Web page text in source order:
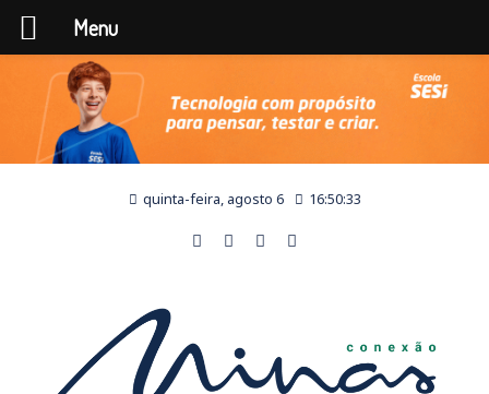
quinta-feira, agosto 6 16:50:34
Menu